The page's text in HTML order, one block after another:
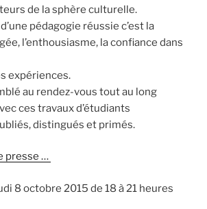
de la sphère culturelle.
pédagogie réussie c’est la
l’enthousiasme, la confiance dans
expériences.
au rendez-vous tout au long
ces travaux d’étudiants
distingués et primés.
presse …
8 octobre 2015 de 18 à 21 heures